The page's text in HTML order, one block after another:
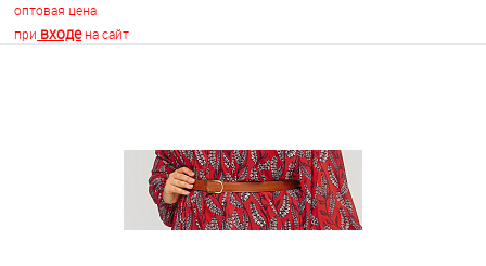
оптовая цена
при входена сайт
В наличии